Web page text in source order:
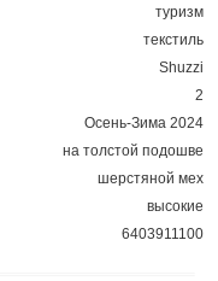
туризм
текстиль
Shuzzi
2
Осень-Зима 2024
на толстой подошве
шерстяной мех
высокие
6403911100